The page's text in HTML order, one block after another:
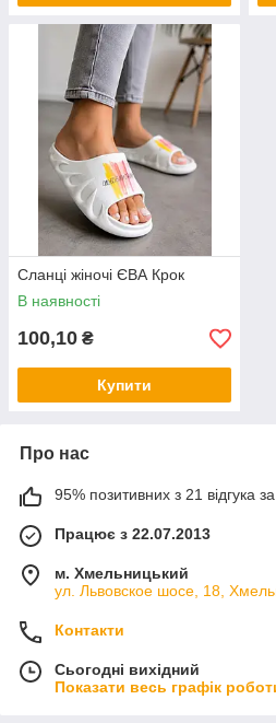
Сланці жіночі ЄВА Крок
В наявності
100,10 ₴
Купити
Про нас
95% позитивних з 21 відгука за
Працює з 22.07.2013
м. Хмельницький
ул. Львовское шосе, 18,
Контакти
Сьогодні вихідний
Показати весь графік